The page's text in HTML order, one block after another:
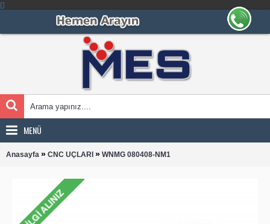
MENÜ
Anasayfa » CNC UÇLARI » WNMG 080408-NM1